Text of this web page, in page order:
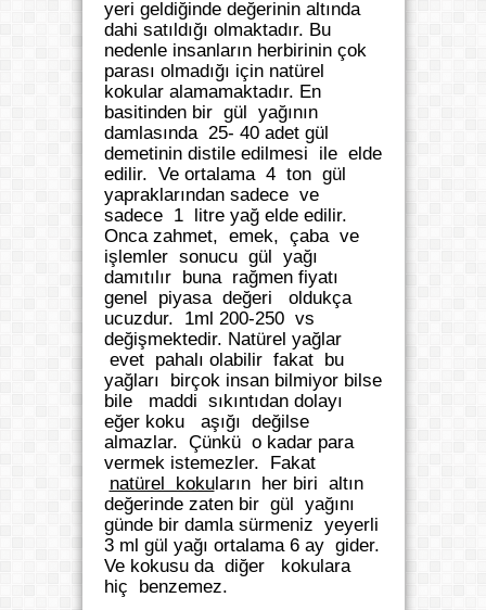
yeri geldiğinde değerinin altında
dahi satıldığı olmaktadır. Bu
nedenle insanların herbirinin çok
parası olmadığı için natürel
kokular alamamaktadır. En
basitinden bir gül yağının
damlasında 25- 40 adet gül
demetinin distile edilmesi ile elde
edilir. Ve ortalama 4 ton gül
yapraklarından sadece ve
sadece 1 litre yağ elde edilir.
Onca zahmet, emek, çaba ve
işlemler sonucu gül yağı
damıtılır buna rağmen fiyatı
genel piyasa değeri oldukça
ucuzdur. 1ml 200-250 vs
değişmektedir. Natürel yağlar
evet pahalı olabilir fakat bu
yağları birçok insan bilmiyor bilse
bile maddi sıkıntıdan dolayı
eğer koku aşığı değilse
almazlar. Çünkü o kadar para
vermek istemezler. Fakat
natürel kokuların her biri altın
değerinde zaten bir gül yağını
günde bir damla sürmeniz yeyerli
3 ml gül yağı ortalama 6 ay gider.
Ve kokusu da diğer kokulara
hiç benzemez.